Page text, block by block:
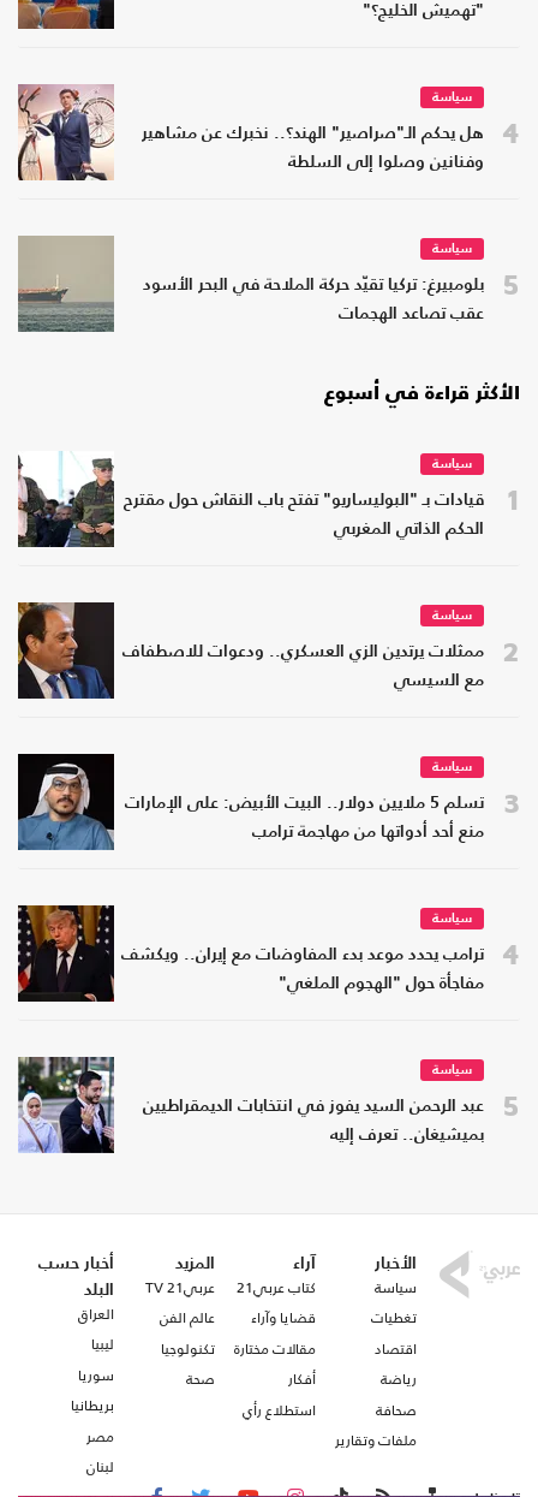
"تهميش الخليج؟"
4
سياسة
هل يحكم الـ"صراصير" الهند؟.. نخبرك عن مشاهير
وفنانين وصلوا إلى السلطة
5
سياسة
بلومبيرغ: تركيا تقيّد حركة الملاحة في البحر الأسود
عقب تصاعد الهجمات
الأكثر قراءة في أسبوع
1
سياسة
قيادات بـ "البوليساريو" تفتح باب النقاش حول مقترح
الحكم الذاتي المغربي
2
سياسة
ممثلات يرتدين الزي العسكري.. ودعوات للاصطفاف
مع السيسي
3
سياسة
تسلم 5 ملايين دولار.. البيت الأبيض: على الإمارات
منع أحد أدواتها من مهاجمة ترامب
4
سياسة
ترامب يحدد موعد بدء المفاوضات مع إيران.. ويكشف
مفاجأة حول "الهجوم الملغي"
5
سياسة
عبد الرحمن السيد يفوز في انتخابات الديمقراطيين
بميشيغان.. تعرف إليه
الأخبار
سياسة
تغطيات
اقتصاد
رياضة
صحافة
ملفات وتقارير
آراء
كتاب عربي21
قضايا وآراء
مقالات مختارة
أفكار
استطلاع رأي
المزيد
عربي21 TV
عالم الفن
تكنولوجيا
صحة
أخبار حسب
البلد
العراق
ليبيا
سوريا
بريطانيا
مصر
لبنان